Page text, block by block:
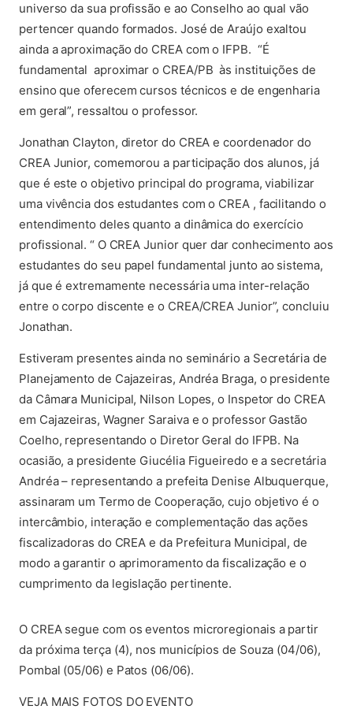
universo da sua profissão e ao Conselho ao qual vão
pertencer quando formados. José de Araújo exaltou
ainda a aproximação do CREA com o IFPB. “É
fundamental aproximar o CREA/PB às instituições de
ensino que oferecem cursos técnicos e de engenharia
em geral”, ressaltou o professor.
Jonathan Clayton, diretor do CREA e coordenador do
CREA Junior, comemorou a participação dos alunos, já
que é este o objetivo principal do programa, viabilizar
uma vivência dos estudantes com o CREA , facilitando o
entendimento deles quanto a dinâmica do exercício
profissional. “ O CREA Junior quer dar conhecimento aos
estudantes do seu papel fundamental junto ao sistema,
já que é extremamente necessária uma inter-relação
entre o corpo discente e o CREA/CREA Junior”, concluiu
Jonathan.
Estiveram presentes ainda no seminário a Secretária de
Planejamento de Cajazeiras, Andréa Braga, o presidente
da Câmara Municipal, Nilson Lopes, o Inspetor do CREA
em Cajazeiras, Wagner Saraiva e o professor Gastão
Coelho, representando o Diretor Geral do IFPB. Na
ocasião, a presidente Giucélia Figueiredo e a secretária
Andréa – representando a prefeita Denise Albuquerque,
assinaram um Termo de Cooperação, cujo objetivo é o
intercâmbio, interação e complementação das ações
fiscalizadoras do CREA e da Prefeitura Municipal, de
modo a garantir o aprimoramento da fiscalização e o
cumprimento da legislação pertinente.
(abre em nova aba)
O CREA segue com os eventos microregionais a partir
da próxima terça (4), nos municípios de Souza (04/06),
Pombal (05/06) e Patos (06/06).
VEJA MAIS FOTOS DO EVENTO